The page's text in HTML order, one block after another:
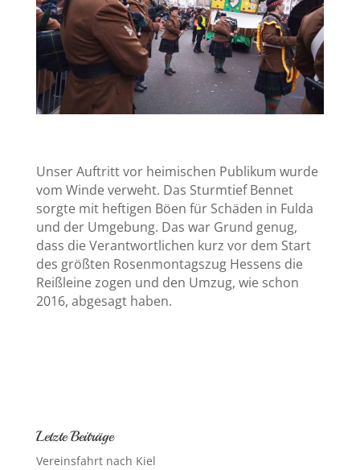
Unser Auftritt vor heimischen Publikum wurde
vom Winde verweht. Das Sturmtief Bennet
sorgte mit heftigen Böen für Schäden in Fulda
und der Umgebung. Das war Grund genug,
dass die Verantwortlichen kurz vor dem Start
des größten Rosenmontagszug Hessens die
Reißleine zogen und den Umzug, wie schon
2016, abgesagt haben.
Letzte Beiträge
Vereinsfahrt nach Kiel